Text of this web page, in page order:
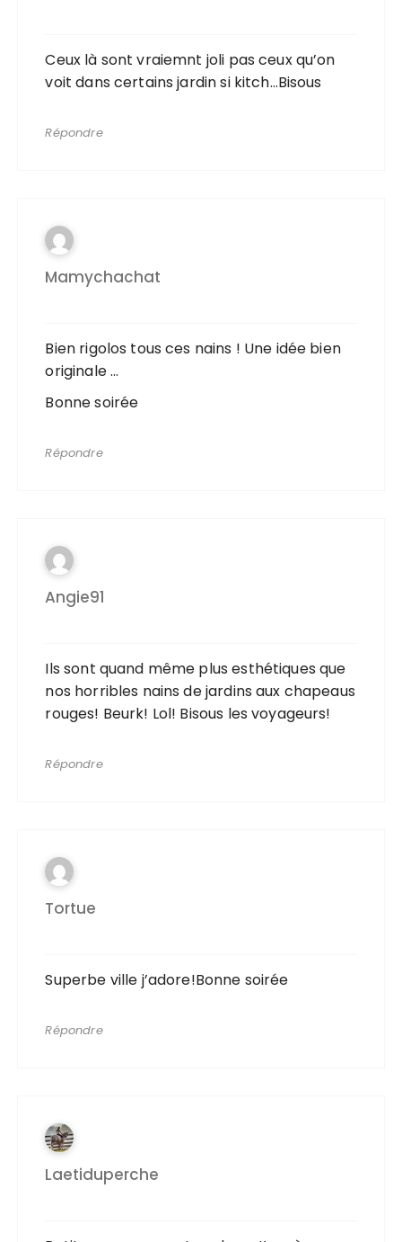
Ceux là sont vraiemnt joli pas ceux qu’on
voit dans certains jardin si kitch…Bisous
Répondre
Mamychachat
Bien rigolos tous ces nains ! Une idée bien
originale …
Bonne soirée
Répondre
Angie91
Ils sont quand même plus esthétiques que
nos horribles nains de jardins aux chapeaus
rouges! Beurk! Lol! Bisous les voyageurs!
Répondre
Tortue
Superbe ville j’adore!Bonne soirée
Répondre
Laetiduperche